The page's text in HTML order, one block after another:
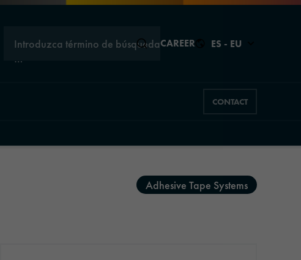
Introduzca término de búsqueda
…
CAREER ES - EU
CONTACT
Adhesive Tape Systems